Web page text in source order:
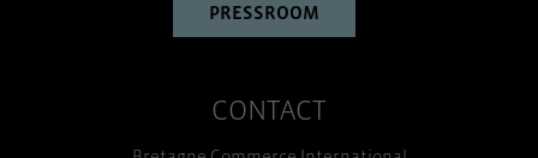
PRESSROOM
CONTACT